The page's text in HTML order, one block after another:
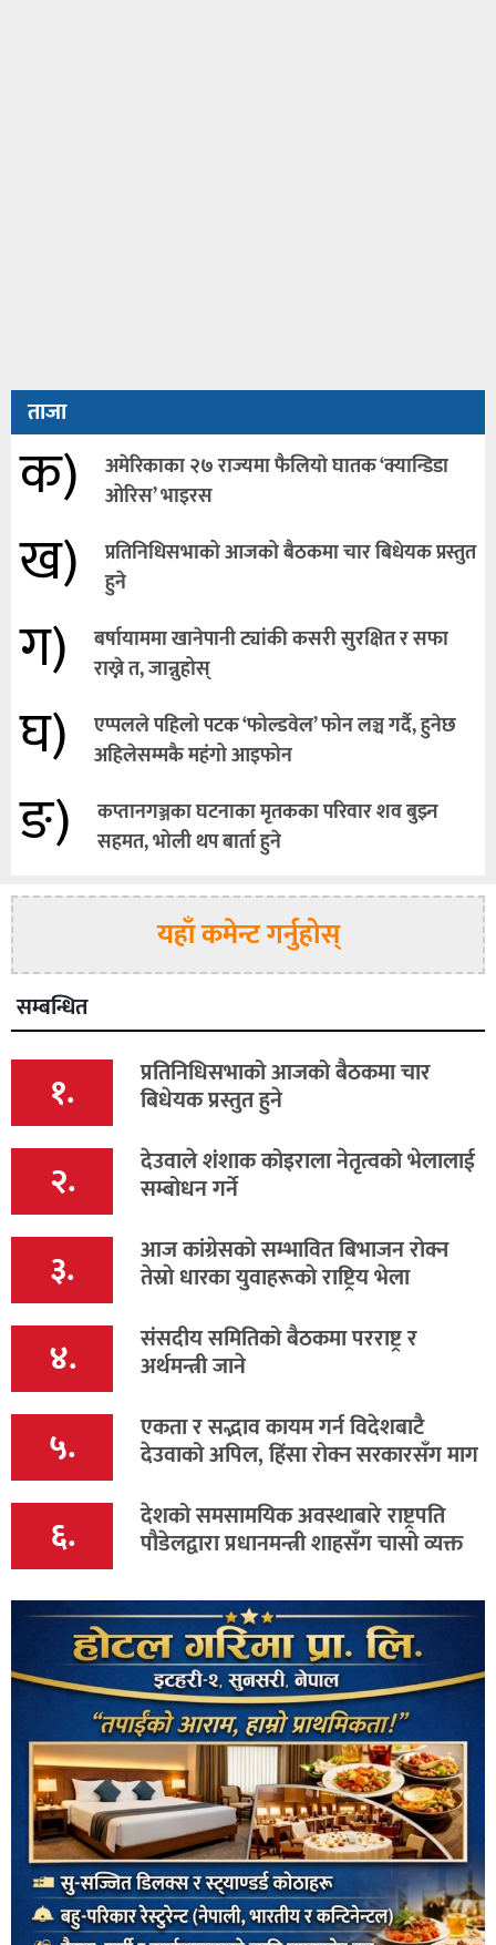
ताजा
क)
अमेरिकाका २७ राज्यमा फैलियाे घातक ‘क्यान्डिडा
ओरिस’ भाइरस
ख)
प्रतिनिधिसभाको आजको बैठकमा चार बिधेयक प्रस्तुत
हुने
ग)
बर्षायाममा खानेपानी ट्यांकी कसरी सुरक्षित र सफा
राख्ने त, जान्नुहोस्
घ)
एप्पलले पहिलो पटक ‘फोल्डवेल’ फोन लञ्च गर्दै, हुनेछ
अहिलेसम्मकै महंगो आइफोन
ङ)
कप्तानगञ्जका घटनाका मृतकका परिवार शव बुझ्न
सहमत, भोली थप बार्ता हुने
यहाँ कमेन्ट गर्नुहोस्
सम्बन्धित
१. प्रतिनिधिसभाको आजको बैठकमा चार
बिधेयक प्रस्तुत हुने
२. देउवाले शंशाक कोइराला नेतृत्वको भेलालाई
सम्बोधन गर्ने
३. आज कांग्रेसकाे सम्भावित बिभाजन राेक्न
तेस्राे धारका युवाहरूकाे राष्ट्रिय भेला
४. संसदीय समितिको बैठकमा परराष्ट्र र
अर्थमन्त्री जाने
५. एकता र सद्भाव कायम गर्न विदेशबाटै
देउवाको अपिल, हिंसा रोक्न सरकारसँग माग
६. देशको समसामयिक अवस्थाबारे राष्ट्रपति
पौडेलद्वारा प्रधानमन्त्री शाहसँग चासो व्यक्त